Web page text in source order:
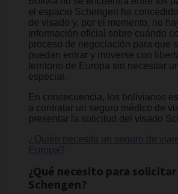
el espacio Schengen ha
de visado y, por el momento, no
información oficial sobre cuándo
proceso de negociación para que
puedan entrar y moverse con
territorio de Europa sin necesitar
especial.
En consecuencia, los bolivianos
a contratar un seguro médico de
presentar la solicitud del visado
¿Quién necesita un seguro de
Europa?
¿Qué necesito para
Schengen?